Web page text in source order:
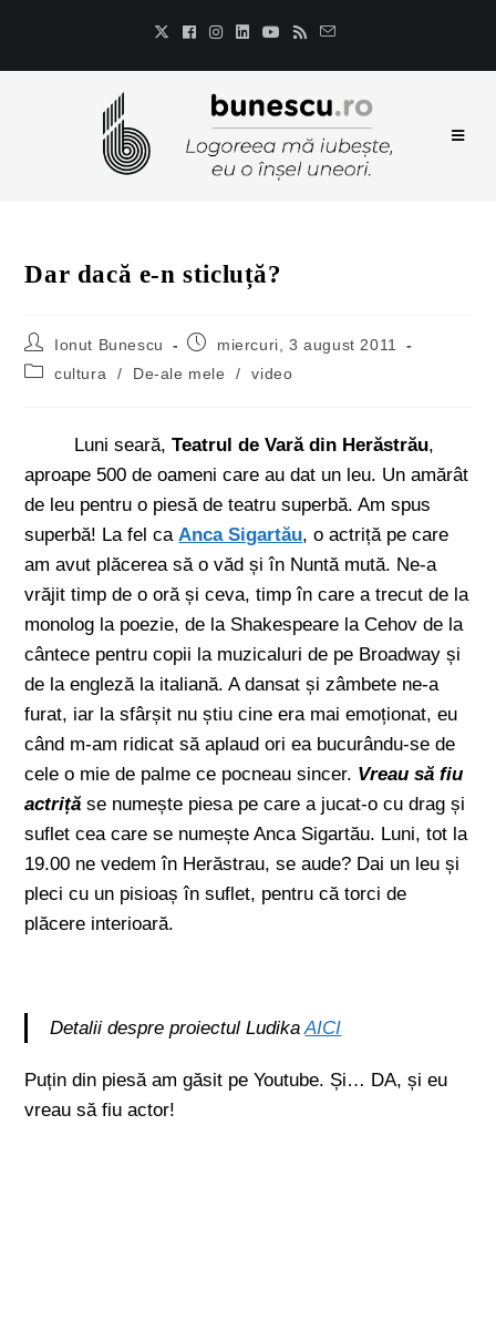
Dar dacă e-n sticluță?
Ionut Bunescu
miercuri, 3 august 2011
cultura
/ De-ale mele / video
Luni seară,Teatrul de Vară din Herăstrău,
aproape 500 de oameni care au dat un leu. Un amărât
de leu pentru o piesă de teatru superbă. Am spus
superbă! La fel caAnca Sigartău, o actriță pe care
am avut plăcerea să o văd și în Nuntă mută. Ne-a
vrăjit timp de o oră și ceva, timp în care a trecut de la
monolog la poezie, de la Shakespeare la Cehov de la
cântece pentru copii la muzicaluri de pe Broadway și
de la engleză la italiană. A dansat și zâmbete ne-a
furat, iar la sfârșit nu știu cine era mai emoționat, eu
când m-am ridicat să aplaud ori ea bucurându-se de
cele o mie de palme ce pocneau sincer. Vreau să fiu
actriță se numește piesa pe care a jucat-o cu drag și
suflet cea care se numește Anca Sigartău. Luni, tot la
19.00 ne vedem în Herăstrau, se aude? Dai un leu și
pleci cu un pisioaș în suflet, pentru că torci de
plăcere interioară.
Detalii despre proiectul LudikaAICI
Puțin din piesă am găsit pe Youtube. Și… DA, și eu
vreau să fiu actor!